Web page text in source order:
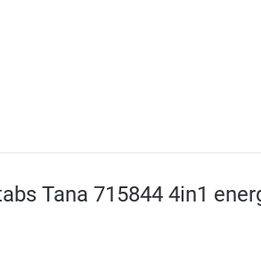
Tana 715844 4in1